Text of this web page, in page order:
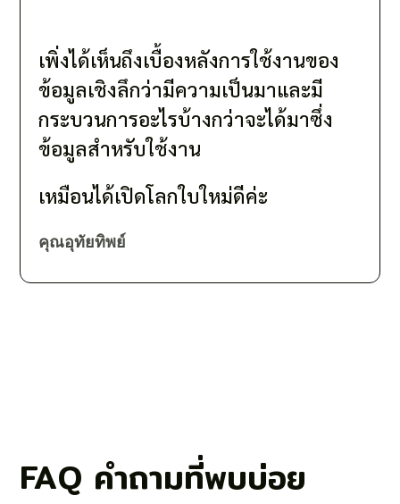
เพิ่งได้เห็นถึงเบื้องหลังการใช้งานของ
ข้อมูลเชิงลึกว่ามีความเป็นมาและมี
กระบวนการอะไรบ้างกว่าจะได้มาซึ่ง
ข้อมูลสำหรับใช้งาน
เหมือนได้เปิดโลกใบใหม่ดีค่ะ
คุณอุทัยทิพย์
FAQ คำถามที่พบบ่อย